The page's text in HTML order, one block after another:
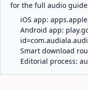
for the full audio
iOS app:
Android app:
Smart download
Editorial process: